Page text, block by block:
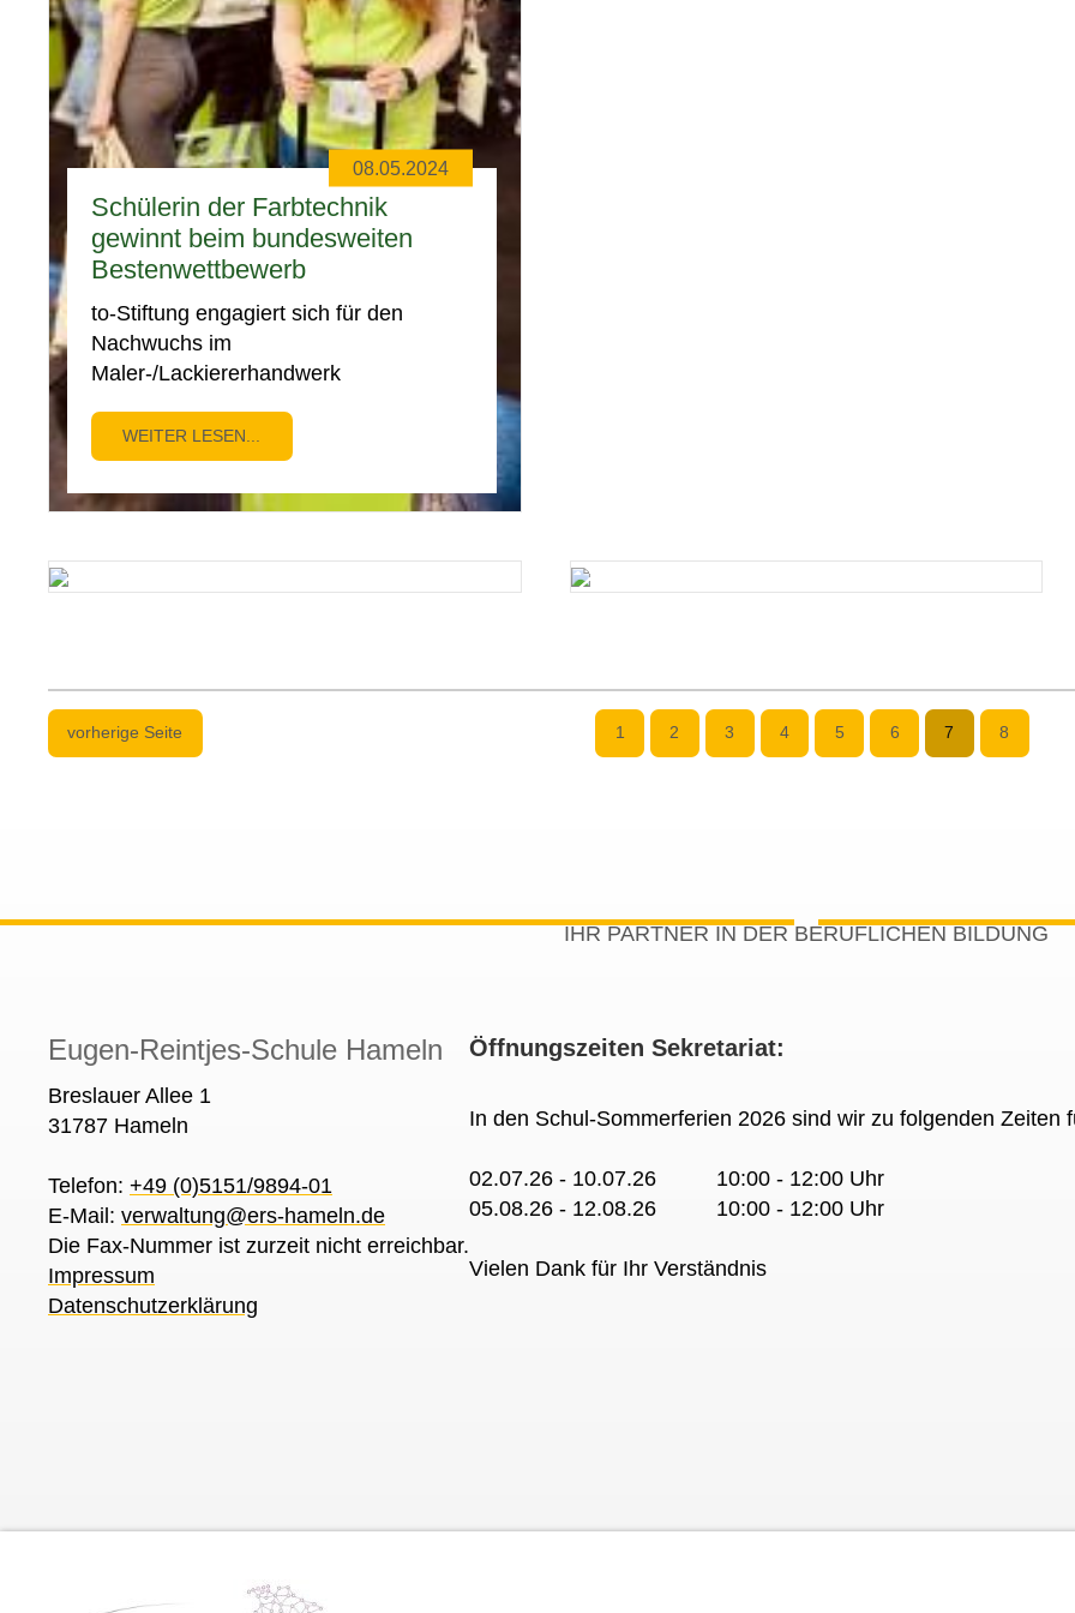
08.05.2024
Schülerin der Farbtechnik
gewinnt beim bundesweiten
Bestenwettbewerb
to-Stiftung engagiert sich für den
Nachwuchs im
Maler-/Lackiererhandwerk
WEITER LESEN...
02.05.2024
Neu gewählter Vorstand im
Förderverein
Bisheriger Vorstand geht von Bord -
neuer Vorstand geht an Bord
WEITER LESEN...
vorherige Seite 1 2 3 4 5 6 7 8
IHR PARTNER IN DER BERUFLICHEN BILDUNG
Eugen-Reintjes-Schule Hameln
Breslauer Allee 1
31787 Hameln
Telefon: +49 (0)5151/9894-01
E-Mail: verwaltung@ers-hameln.de
Die Fax-Nummer ist zurzeit nicht erreichbar.
Impressum
Datenschutzerklärung
Öffnungszeiten Sekretariat:
In den Schul-Sommerferien 2026 sind wir zu folgenden Zeiten
02.07.26 - 10.07.26 10:00 - 12:00 Uhr
05.08.26 - 12.08.26 10:00 - 12:00 Uhr
Vielen Dank für Ihr Verständnis